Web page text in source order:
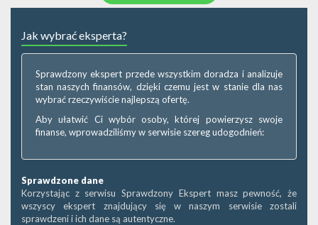
Jak wybrać eksperta?
Sprawdzony ekspert przede wszystkim doradza i analizuje
stan naszych finansów, dzięki czemu jest w stanie dla nas
wybrać rzeczywiście najlepszą ofertę.
Aby ułatwić Ci wybór osoby, której powierzysz swoje
finanse, wprowadziliśmy w serwisie szereg udogodnień:
Sprawdzone dane
Korzystając z serwisu Sprawdzony Ekspert masz pewność, że
wszyscy ekspert znajdujący się w naszym serwisie zostali
sprawdzeni i ich dane są autentyczne.